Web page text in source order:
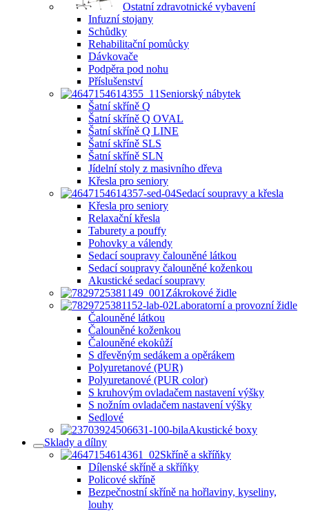
Ostatní zdravotnické vybavení
Infuzní stojany
Schůdky
Rehabilitační pomůcky
Dávkovače
Podpěra pod nohu
Příslušenství
Seniorský nábytek
Šatní skříně Q
Šatní skříně Q OVAL
Šatní skříně Q LINE
Šatní skříně SLS
Šatní skříně SLN
Jídelní stoly z masivního dřeva
Křesla pro seniory
Sedací soupravy a křesla
Křesla pro seniory
Relaxační křesla
Taburety a pouffy
Pohovky a válendy
Sedací soupravy čalouněné látkou
Sedací soupravy čalouněné koženkou
Akustické sedací soupravy
Zákrokové židle
Laboratorní a provozní židle
Čalouněné látkou
Čalouněné koženkou
Čalouněné ekokůží
S dřevěným sedákem a opěrákem
Polyuretanové (PUR)
Polyuretanové (PUR color)
S kruhovým ovladačem nastavení výšky
S nožním ovladačem nastavení výšky
Sedlové
Akustické boxy
Sklady a dílny
Skříně a skříňky
Dílenské skříně a skříňky
Policové skříně
Bezpečnostní skříně na hořlaviny, kyseliny,
louhy